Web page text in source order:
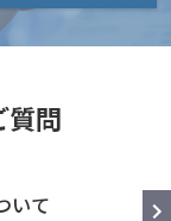
質問
いて